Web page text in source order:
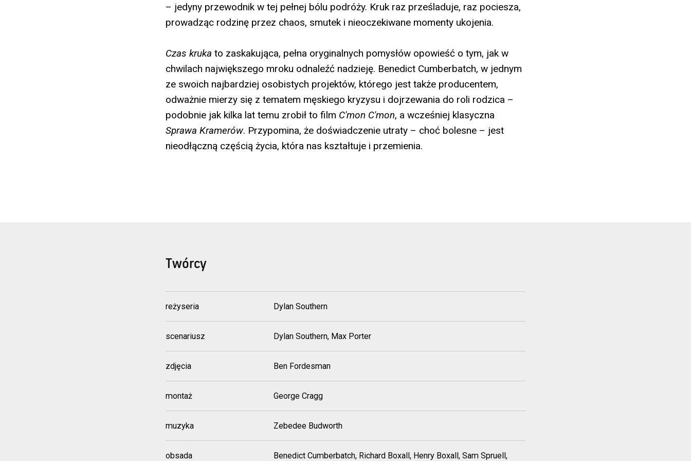
– jedyny przewodnik w tej pełnej bólu podróży. Kruk raz prześladuje, raz pociesza,
prowadząc rodzinę przez chaos, smutek i nieoczekiwane momenty ukojenia.
Czas kruka to zaskakująca, pełna oryginalnych pomysłów opowieść o tym, jak w
chwilach największego mroku odnaleźć nadzieję. Benedict Cumberbatch, w jednym
ze swoich najbardziej osobistych projektów, którego jest także producentem,
odważnie mierzy się z tematem męskiego kryzysu i dojrzewania do roli rodzica –
podobnie jak kilka lat temu zrobił to film C'mon C'mon, a wcześniej klasyczna
Sprawa Kramerów. Przypomina, że doświadczenie utraty – choć bolesne – jest
nieodłączną częścią życia, która nas kształtuje i przemienia.
Twórcy
reżyseria Dylan Southern
scenariusz Dylan Southern, Max Porter
zdjęcia Ben Fordesman
montaż George Cragg
muzyka Zebedee Budworth
obsada Benedict Cumberbatch, Richard Boxall, Henry Boxall, Sam Spruell,